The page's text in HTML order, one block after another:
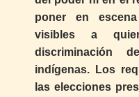
poner en
visibles a
discriminación
indígenas. Los
las elecciones